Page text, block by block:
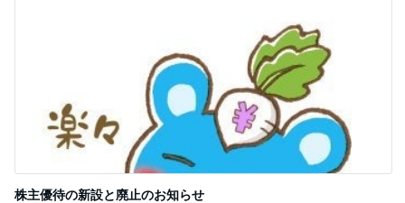
株主優待の新設と廃止のお知らせ